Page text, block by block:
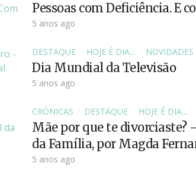
Pessoas com Deficiência. E
5 anos ago
DESTAQUE HOJE É DIA... NOVIDADES
Dia Mundial da Televisão
5 anos ago
CRÓNICAS DESTAQUE HOJE É DIA...
Mãe por que te
da Família, por Magda
5 anos ago